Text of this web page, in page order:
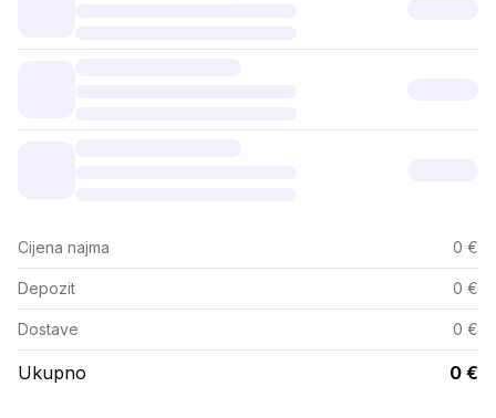
Cijena najma 0 €
Depozit 0 €
Dostave 0 €
Ukupno 0 €